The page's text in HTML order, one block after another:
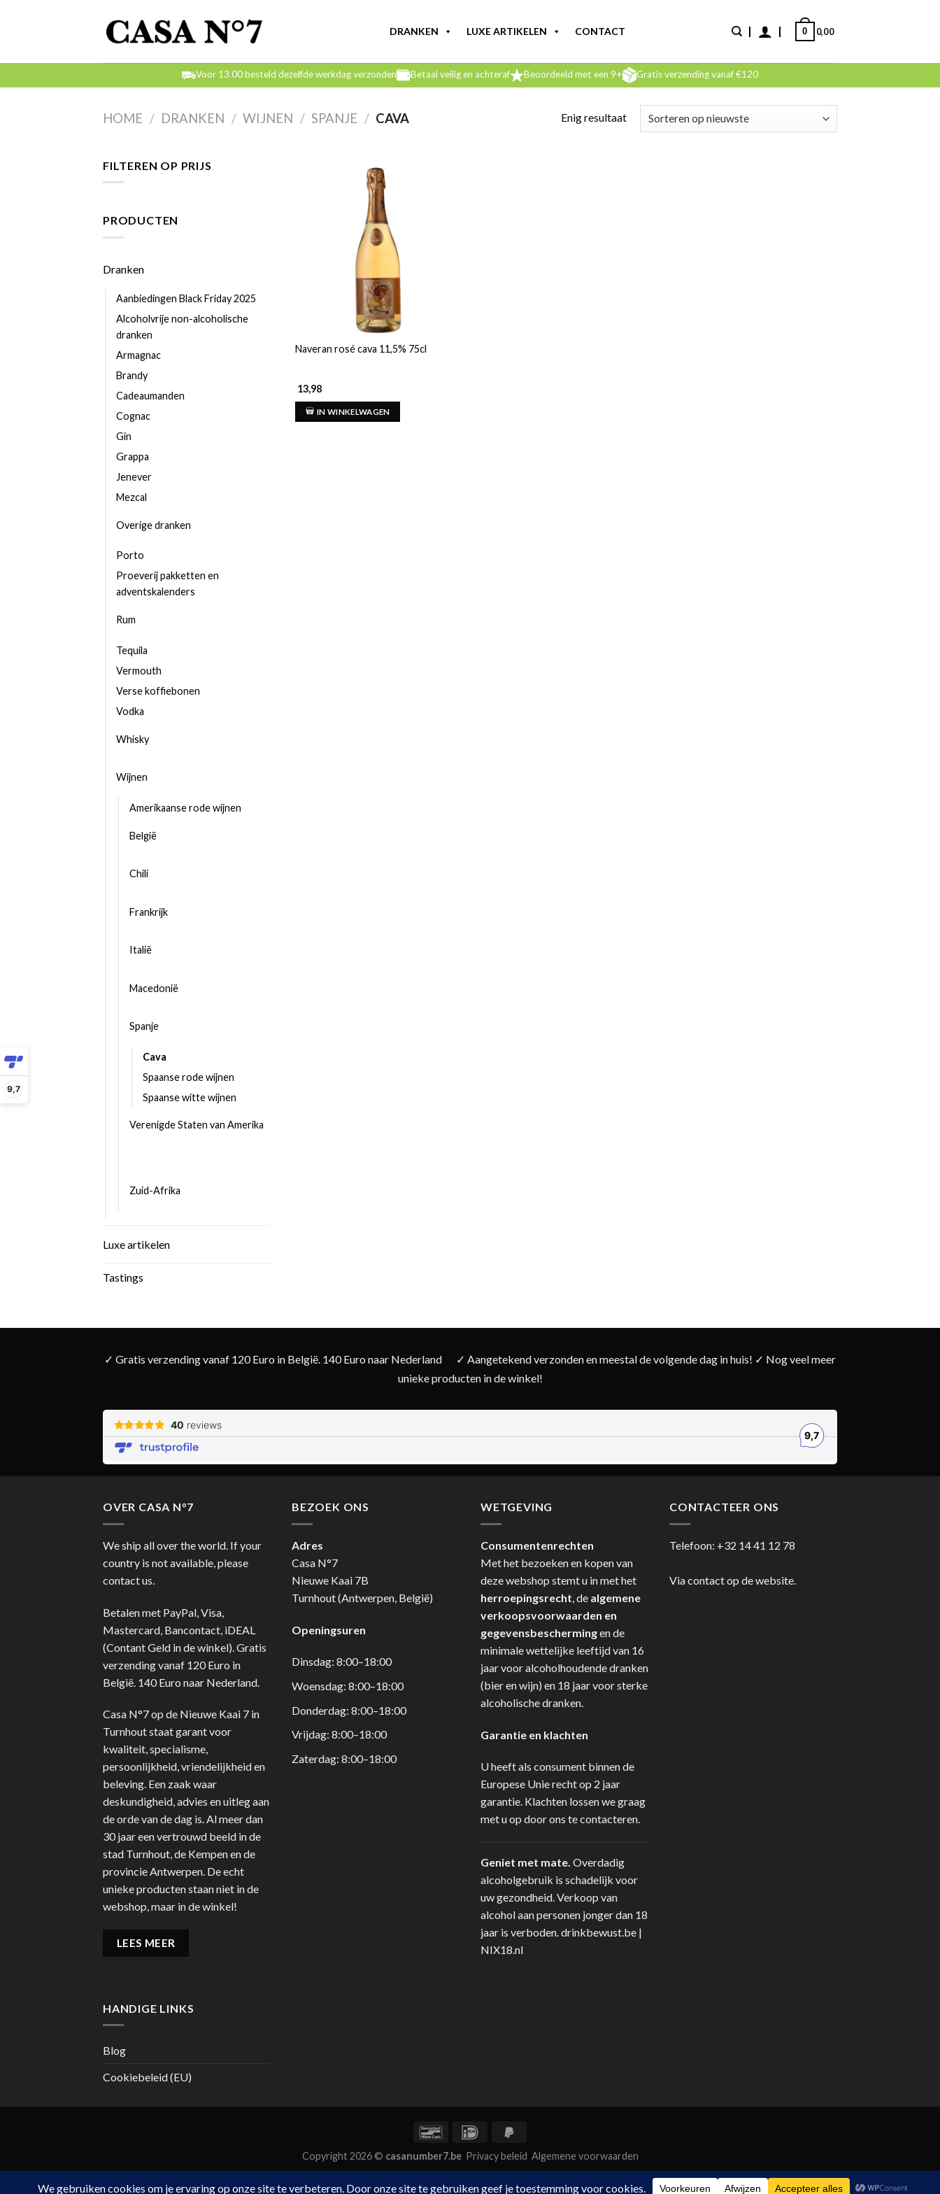
9,7
DRANKEN LUXE ARTIKELEN CONTACT 0,00
0
Voor 13.00 besteld dezelfde werkdag verzonden Betaal veilig en achteraf Beoordeeld met een 9+ Gratis verzending vanaf €120
HOME / DRANKEN / WIJNEN / SPANJE / CAVA Enig resultaat
FILTEREN OP PRIJS
PRODUCTEN
Dranken
Aanbiedingen Black Friday 2025
Alcoholvrije non-alcoholische
dranken
Armagnac
Brandy
Cadeaumanden
Cognac
Gin
Grappa
Jenever
Mezcal
Overige dranken
Porto
Proeverij pakketten en
adventskalenders
Rum
Tequila
Vermouth
Verse koffiebonen
Vodka
Whisky
Wijnen
Amerikaanse rode wijnen
België
Chili
Frankrijk
Italië
Macedonië
Spanje
Cava
Spaanse rode wijnen
Spaanse witte wijnen
Verenigde Staten van Amerika
Zuid-Afrika
Luxe artikelen
Tastings
Naveran rosé cava 11,5% 75cl
13,98
IN WINKELWAGEN
✓ Gratis verzending vanaf 120 Euro in België. 140 Euro naar Nederland
✓ Aangetekend verzonden en meestal de volgende dag in huis! ✓ Nog veel meer
unieke producten in de winkel!
OVER CASA N°7
We ship all over the world. If your
country is not available, please
contact us.
Betalen met PayPal, Visa,
Mastercard, Bancontact, iDEAL
(Contant Geld in de winkel). Gratis
verzending vanaf 120 Euro in
België. 140 Euro naar Nederland.
Casa N°7 op de Nieuwe Kaai 7 in
Turnhout staat garant voor
kwaliteit, specialisme,
persoonlijkheid, vriendelijkheid en
beleving. Een zaak waar
deskundigheid, advies en uitleg aan
de orde van de dag is. Al meer dan
30 jaar een vertrouwd beeld in de
stad Turnhout, de Kempen en de
provincie Antwerpen. De echt
unieke producten staan niet in de
webshop, maar in de winkel!
LEES MEER
BEZOEK ONS
Adres
Casa N°7
Nieuwe Kaai 7B
Turnhout (Antwerpen, België)
Openingsuren
Dinsdag: 8:00–18:00
Woensdag: 8:00–18:00
Donderdag: 8:00–18:00
Vrijdag: 8:00–18:00
Zaterdag: 8:00–18:00
WETGEVING
Consumentenrechten
Met het bezoeken en kopen van
deze webshop stemt u in met het
herroepingsrecht, de algemene
verkoopsvoorwaarden en
gegevensbeschermingen de
minimale wettelijke leeftijd van 16
jaar voor alcoholhoudende dranken
(bier en wijn) en 18 jaar voor sterke
alcoholische dranken.
Garantie en klachten
U heeft als consument binnen de
Europese Unie recht op 2 jaar
garantie. Klachten lossen we graag
met u op door ons te contacteren.
Geniet met mate. Overdadig
alcoholgebruik is schadelijk voor
uw gezondheid. Verkoop van
alcohol aan personen jonger dan 18
jaar is verboden.drinkbewust.be |
NIX18.nl
CONTACTEER ONS
Telefoon: +32 14 41 12 78
Via contact op de website.
HANDIGE LINKS
Blog
Cookiebeleid (EU)
Copyright 2026 © casanumber7.be Privacy beleid Algemene voorwaarden
De waardering van casan7.be bijTrustprofile Reviewsis 9.7/10 gebaseerd op 40 reviews.